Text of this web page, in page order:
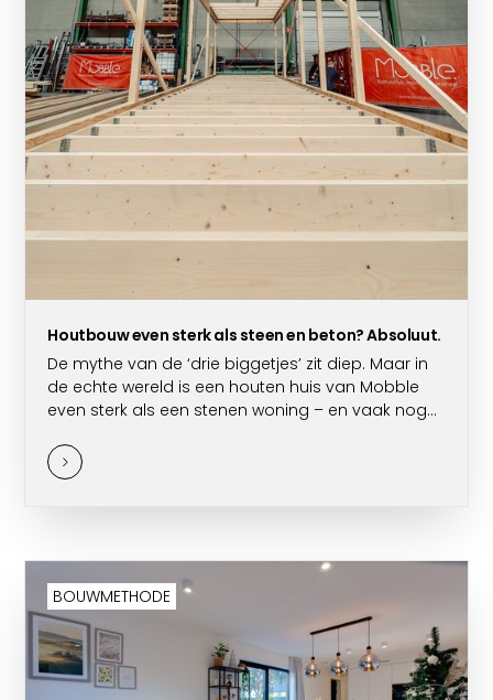
Houtbouw even sterk als steen en beton? Absoluut.
De mythe van de ‘drie biggetjes’ zit diep. Maar in
de echte wereld is een houten huis van Mobble
even sterk als een stenen woning – en vaak nog
BOUWMETHODE